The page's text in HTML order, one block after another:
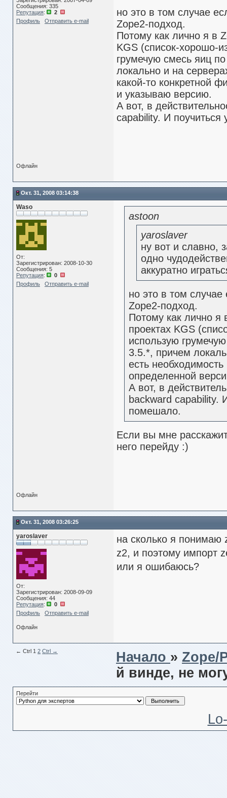
Сообщения: 335
Репутация:
2
Профиль
Отправить e-mail
но это в том случае
Zope2-подход.
Потому как лично я в
KGS (список-хорошо-
грумечую смесь яиц
локально и на
какой-то конкретной
и указываю версию.
А вот, в
capability. И
Офлайн
Окт. 31, 2008 03:14:38
Waso
От:
Зарегистрирован: 2008-10-30
Сообщения: 5
Репутация:
0
Профиль
Отправить e-mail
astoon
yaroslaver
ну вот и славно,
одно
аккуратно
но это в том
Zope2-подход.
Потому как лично я
проектах KGS
использую
3.5.*, причем
есть
определенной
А вот, в
backward capability.
помешало.
Если вы мне
него перейду :)
Офлайн
Окт. 31, 2008 03:26:25
yaroslaver
От:
Зарегистрирован: 2008-09-09
Сообщения: 44
Репутация:
0
Профиль
Отправить e-mail
на сколько я понимаю
z2, и поэтому импорт
или я ошибаюсь?
Офлайн
← Сtrl 1 2 Ctrl → Начало»Zope/
й винде, не
Перейти